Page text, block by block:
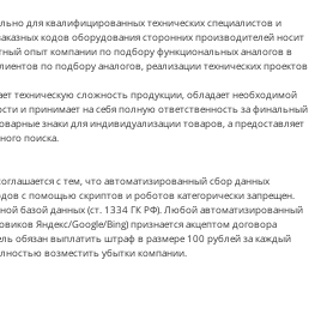
для квалифицированных технических специалистов и
кодов оборудования сторонних производителей носит
опыт компании по подбору функциональных аналогов в
по подбору аналогов, реализации технических проектов
техническую сложность продукции, обладает необходимой
и принимает на себя полную ответственность за финальный
знаки для индивидуализации товаров, а предоставляет
поиска.
с тем, что автоматизированный сбор данных
с помощью скриптов и роботов категорически запрещен.
базой данных (ст. 1334 ГК РФ). Любой автоматизированный
Яндекс/Google/Bing) признается акцептом договора
обязан выплатить штраф в размере 100 рублей за каждый
возместить убытки компании.